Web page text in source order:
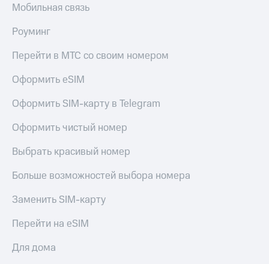
Мобильная связь
Роуминг
Перейти в МТС со своим номером
Оформить eSIM
Оформить SIM-карту в Telegram
Оформить чистый номер
Выбрать красивый номер
Больше возможностей выбора номера
Заменить SIM-карту
Перейти на eSIM
Для дома